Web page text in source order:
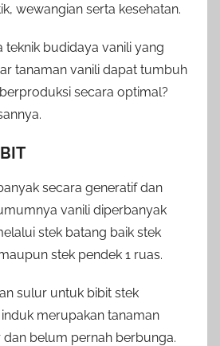
wewangian serta kesehatan.
teknik budidaya vanili yang
tanaman vanili dapat tumbuh
secara optimal?
secara generatif dan
vanili diperbanyak
stek batang baik stek
stek pendek 1 ruas.
sulur untuk bibit stek
merupakan tanaman
belum pernah berbunga.